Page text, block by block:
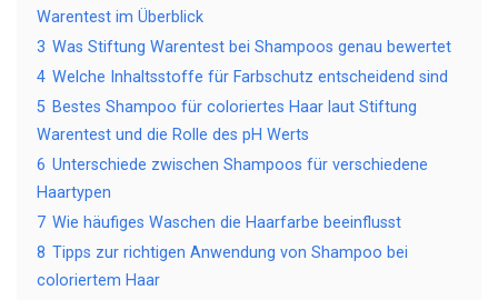
Warentest im Überblick
3 Was Stiftung Warentest bei Shampoos genau bewertet
4 Welche Inhaltsstoffe für Farbschutz entscheidend sind
5 Bestes Shampoo für coloriertes Haar laut Stiftung
Warentest und die Rolle des pH Werts
6 Unterschiede zwischen Shampoos für verschiedene
Haartypen
7 Wie häufiges Waschen die Haarfarbe beeinflusst
8 Tipps zur richtigen Anwendung von Shampoo bei
coloriertem Haar